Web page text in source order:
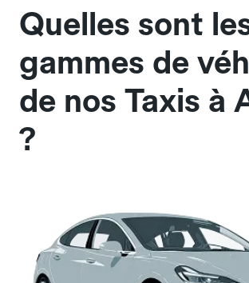
Quelles sont
gammes de
de nos Taxis à
?